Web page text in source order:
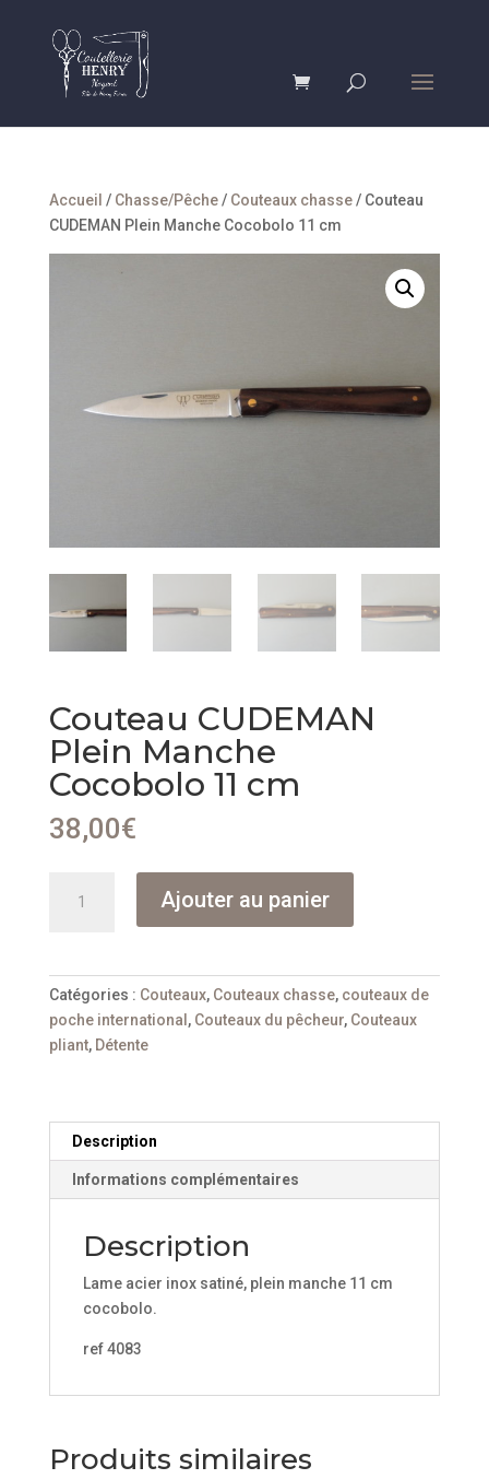
Accueil / Chasse/Pêche/ Couteaux chasse/ Couteau
CUDEMAN Plein Manche Cocobolo 11 cm
Couteau CUDEMAN
Plein Manche
Cocobolo 11 cm
38,00€
Plein
Manche
Cocobolo
11
Ajouter au panier
Catégories : Couteaux, Couteaux chasse, couteaux de
poche international , Couteaux du pêcheur, Couteaux
pliant, Détente
Description
Informations complémentaires
Description
Lame acier inox satiné, plein manche 11 cm
cocobolo.
ref 4083
Produits similaires